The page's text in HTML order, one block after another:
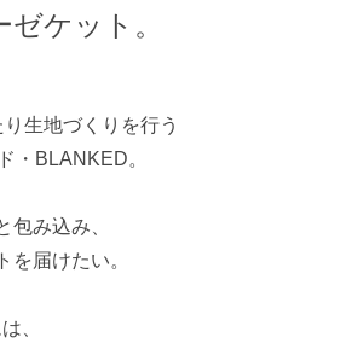
ケット。
生地づくりを行う
・BLANKED。
み込み、
届けたい。
、